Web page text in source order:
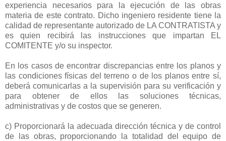
experiencia necesarios para la ejecución de las obras
materia de este contrato. Dicho ingeniero residente tiene la
calidad de representante autorizado de LA CONTRATISTA y
es quien recibirá las instrucciones que impartan EL
COMITENTE y/o su inspector.
En los casos de encontrar discrepancias entre los planos y
las condiciones físicas del terreno o de los planos entre sí,
deberá comunicarlas a la supervisión para su verificación y
para obtener de ellos las soluciones técnicas,
administrativas y de costos que se generen.
c) Proporcionará la adecuada dirección técnica y de control
de las obras, proporcionando la totalidad del equipo de